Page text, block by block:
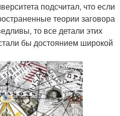
подсчитал, что если
теории заговора
то все детали этих
бы достоянием широкой